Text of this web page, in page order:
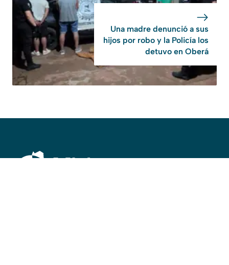
Una madre denunció a sus
hijos por robo y la Policía los
detuvo en Oberá